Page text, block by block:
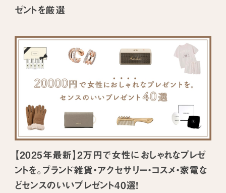
ゼントを厳選
【2025年最新】2万円で女性におしゃれなプレゼ
ントを。ブランド雑貨・アクセサリー・コスメ・家電な
どセンスのいいプレゼント40選！